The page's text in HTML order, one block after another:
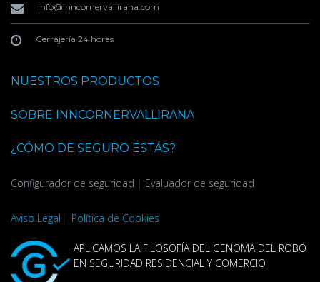
info@inncornervallirana.com
Cerrajería 24 horas
NUESTROS PRODUCTOS
SOBRE INNCORNERVALLIRANA
¿CÓMO DE SEGURO ESTÁS?
Configurador de seguridad | Evaluador de seguridad
Aviso Legal | Política de Cookies
APLICAMOS LA FILOSOFÍA DEL GENOMA DEL ROBO
EN SEGURIDAD RESIDENCIAL Y COMERCIO